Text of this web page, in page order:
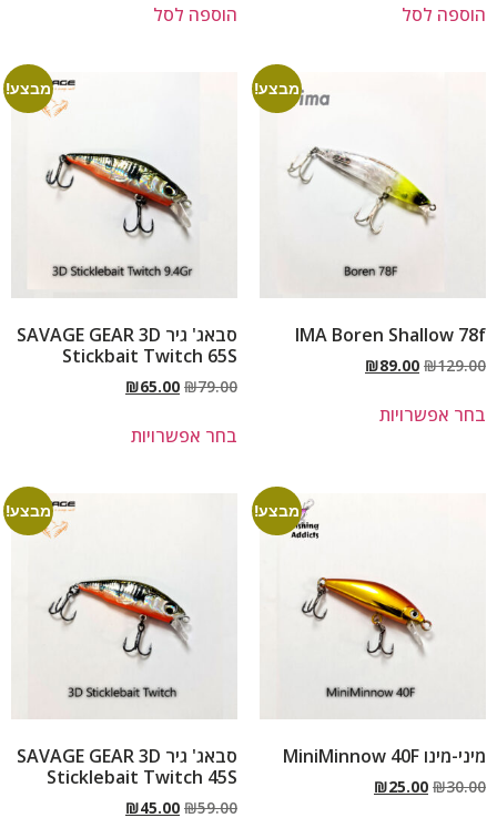
הוספה לסל הוספה לסל
מבצע!
IMA Boren Shallow 78f
₪129.00
₪89.00
בחר אפשרויות
מבצע!
סבאג' גיר SAVAGE GEAR 3D
Stickbait Twitch 65S
₪79.00
₪65.00
בחר אפשרויות
מבצע!
מיני-מינו MiniMinnow 40F
₪30.00
₪25.00
מבצע!
סבאג' גיר SAVAGE GEAR 3D
Sticklebait Twitch 45S
₪59.00
₪45.00